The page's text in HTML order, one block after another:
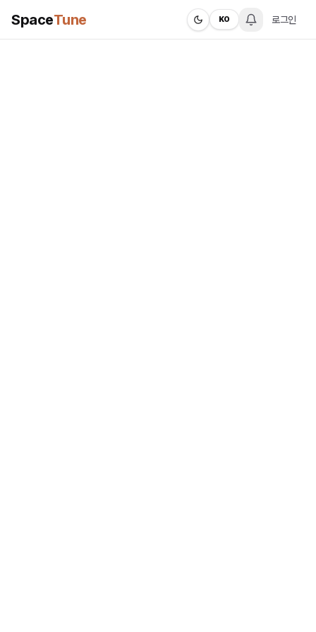
SpaceTune KO 로그인